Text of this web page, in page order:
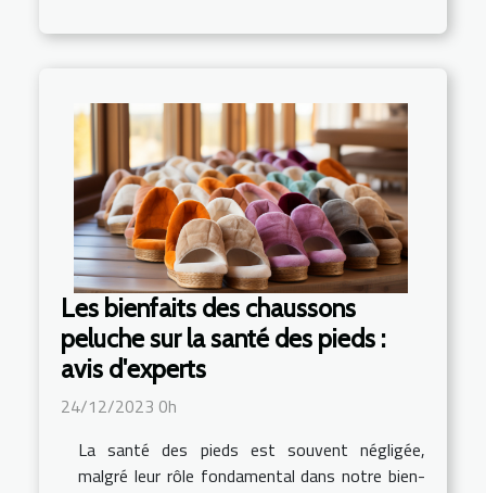
Les bienfaits des chaussons
peluche sur la santé des pieds :
avis d'experts
24/12/2023 0h
La santé des pieds est souvent négligée,
malgré leur rôle fondamental dans notre bien-